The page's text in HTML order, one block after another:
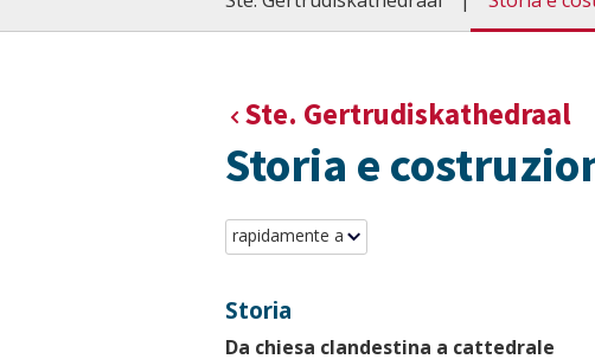
Ste. Gertrudiskathedraal
Storia e
rapidamente a
Storia
Da chiesa clandestina a cattedrale